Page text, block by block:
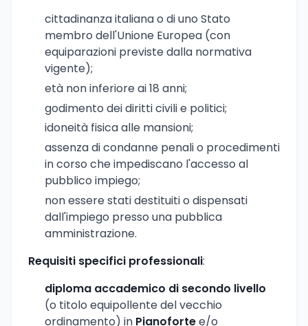
cittadinanza italiana o di uno Stato
membro dell'Unione Europea (con
equiparazioni previste dalla normativa
vigente);
età non inferiore ai 18 anni;
godimento dei diritti civili e politici;
idoneità fisica alle mansioni;
assenza di condanne penali o procedimenti
in corso che impediscano l'accesso al
pubblico impiego;
non essere stati destituiti o dispensati
dall'impiego presso una pubblica
amministrazione.
Requisiti specifici professionali:
diploma accademico di secondo livello
(o titolo equipollente del vecchio
ordinamento) in Pianofortee/o